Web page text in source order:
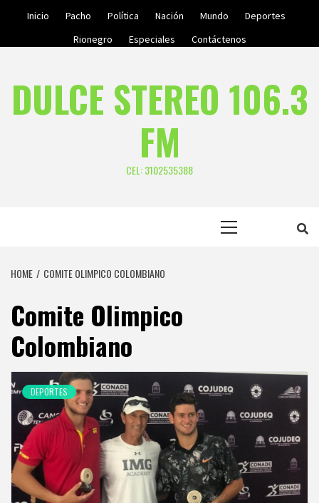
Inicio Pacho Política Nación Mundo
Deportes
Rionegro
Especiales Contáctenos
DULCE STEREO 106.3
FM
CEL: 3102535388
HOME COMITE OLIMPICO COLOMBIANO
Comite Olimpico
Colombiano
DEPORTES